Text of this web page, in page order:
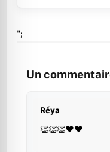
";
Un
Réya
👏👏👏❤️❤️